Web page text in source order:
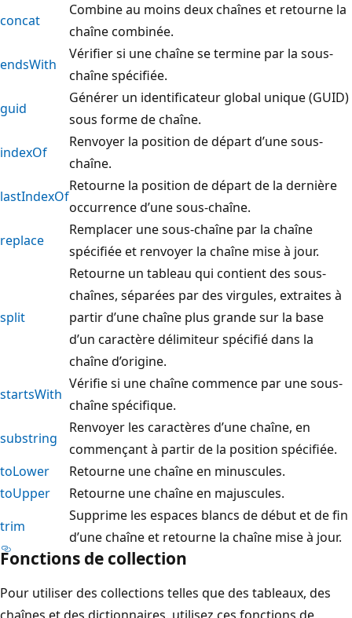
concat
Combine au moins deux chaînes et retourne la
chaîne combinée.
endsWith
Vérifier si une chaîne se termine par la sous-
chaîne spécifiée.
guid
Générer un identificateur global unique (GUID)
sous forme de chaîne.
indexOf
Renvoyer la position de départ d’une sous-
chaîne.
lastIndexOf
Retourne la position de départ de la dernière
occurrence d’une sous-chaîne.
replace
Remplacer une sous-chaîne par la chaîne
spécifiée et renvoyer la chaîne mise à jour.
split
Retourne un tableau qui contient des sous-
chaînes, séparées par des virgules, extraites à
partir d’une chaîne plus grande sur la base
d’un caractère délimiteur spécifié dans la
chaîne d’origine.
startsWith
Vérifie si une chaîne commence par une sous-
chaîne spécifique.
substring
Renvoyer les caractères d’une chaîne, en
commençant à partir de la position spécifiée.
toLower
Retourne une chaîne en minuscules.
toUpper
Retourne une chaîne en majuscules.
trim
Supprime les espaces blancs de début et de fin
d’une chaîne et retourne la chaîne mise à jour.
Fonctions de collection
Pour utiliser des collections telles que des tableaux, des